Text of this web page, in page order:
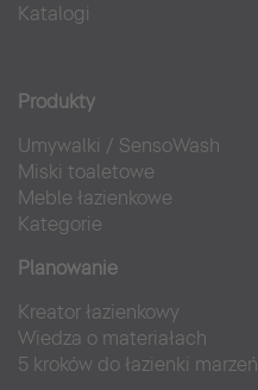
Katalogi
Produkty
Umywalki / SensoWash
Miski toaletowe
Meble łazienkowe
Kategorie
Planowanie
Kreator łazienkowy
Wiedza o materiałach
5 kroków do łazienki marzeń